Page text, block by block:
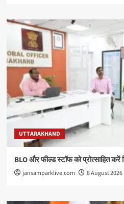
UTTARAKHAND
BLO और फील्ड स्टॉफ को प्रोत्साहित करें
jansamparklive.com 8 August 2026